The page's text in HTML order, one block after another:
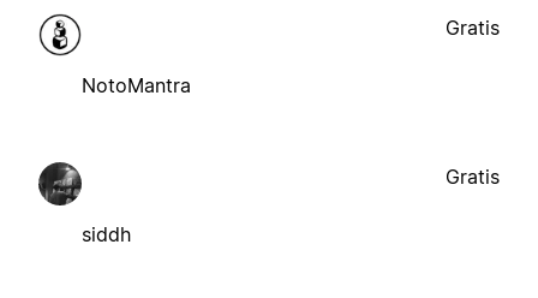
NotoMantra
Gratis
siddh
Gratis